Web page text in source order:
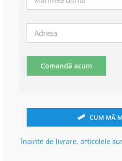
Comandă acum
CUM MĂ
Înainte de livrare, articolele